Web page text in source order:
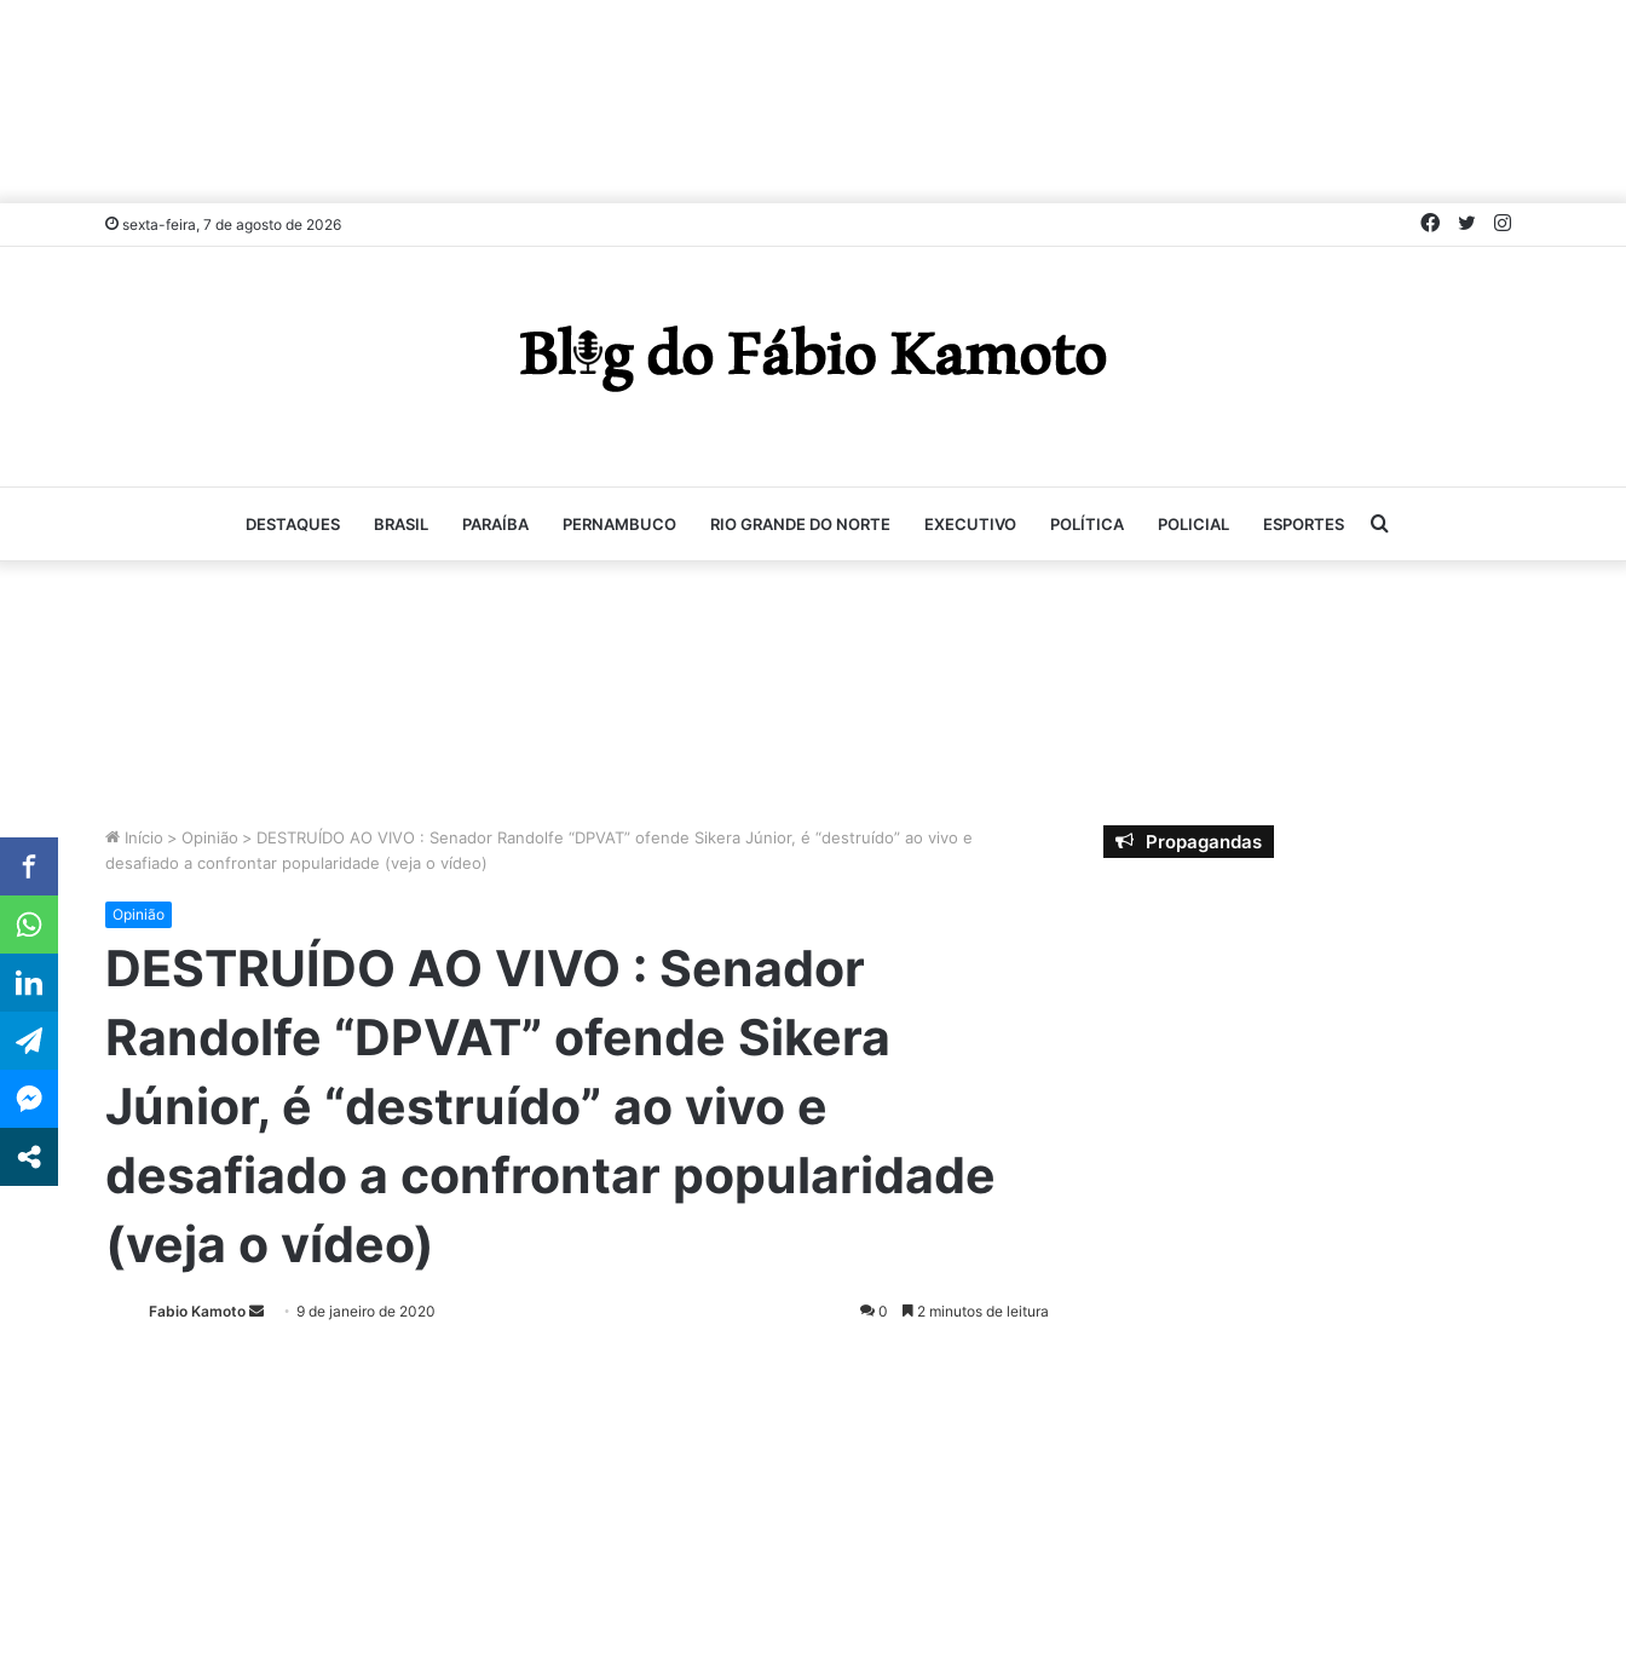
sexta-feira, 7 de agosto de 2026 Twitter
Facebook
DESTAQUES BRASIL PARAÍBA PERNAMBUCO RIO GRANDE DO NORTE EXECUTIVO POLÍTICA POLICIAL ESPORTES Procurar
Início > Opinião > DESTRUÍDO AO VIVO : Senador Randolfe “DPVAT” ofende Sikera Júnior, é “destruído” ao vivo e
desafiado a confrontar popularidade (veja o vídeo)
Opinião
DESTRUÍDO AO VIVO : Senador
Randolfe “DPVAT” ofende Sikera
Júnior, é “destruído” ao vivo e
desafiado a confrontar popularidade
(veja o vídeo)
Fabio Kamoto 9 de janeiro de 2020 0 2 minutos de leitura
Propagandas